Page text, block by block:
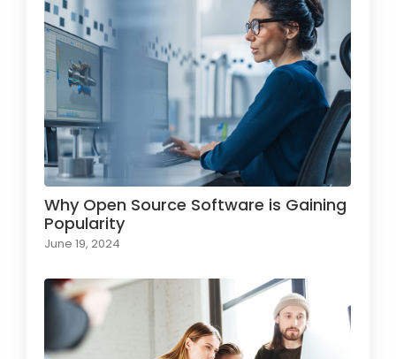
Why Open Source Software is Gaining
Popularity
June 19, 2024